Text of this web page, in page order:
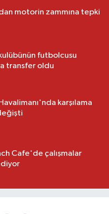
motorin zammına tepki
futbolcusu
transfer oldu
karşılama
Cafe'de çalışmalar